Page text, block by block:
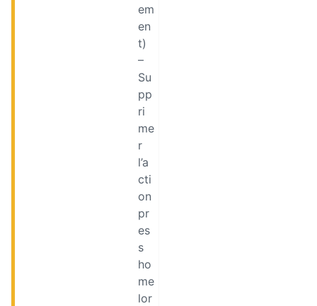
em
en
t)
–
Su
pp
ri
me
r
l’a
cti
on
pr
es
s
ho
me
lor